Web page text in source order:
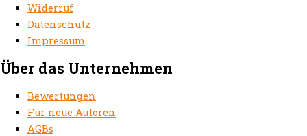
Widerruf
Datenschutz
Impressum
Über das Unternehmen
Bewertungen
Für neue Autoren
AGBs